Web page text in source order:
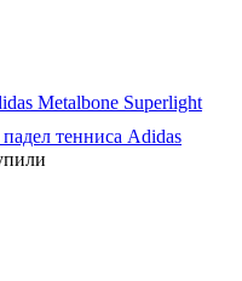
Metalbone Superlight
тенниса Adidas